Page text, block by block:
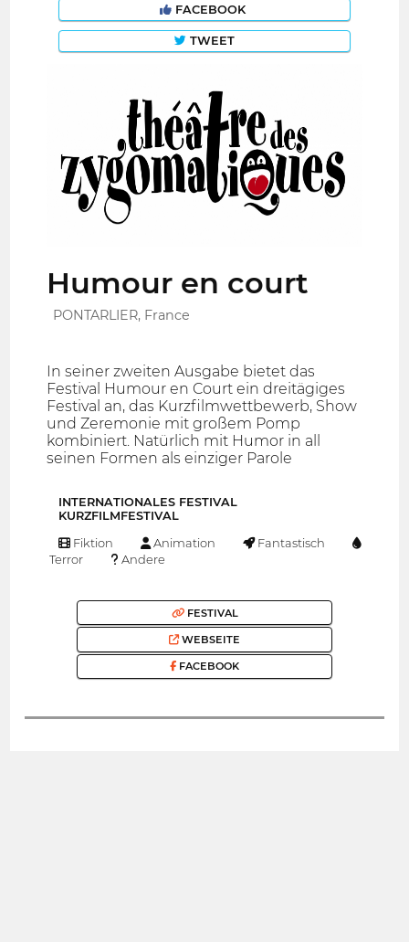
FACEBOOK
TWEET
Humour en court
PONTARLIER, France
In seiner zweiten Ausgabe bietet das
Festival Humour en Court ein dreitägiges
Festival an, das Kurzfilmwettbewerb, Show
und Zeremonie mit großem Pomp
kombiniert. Natürlich mit Humor in all
seinen Formen als einziger Parole
INTERNATIONALES FESTIVAL
KURZFILMFESTIVAL
Fiktion Animation
Fantastisch
Terror
Andere
FESTIVAL
WEBSEITE
FACEBOOK